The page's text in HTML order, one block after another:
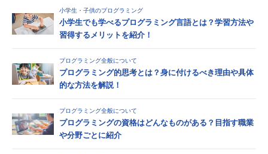
小学生・子供のプログラミング
小学生でも学べるプログラミング言語とは？学習方法や
習得するメリットを紹介！
プログラミング全般について
プログラミング的思考とは？身に付けるべき理由や具体
的な方法を解説！
プログラミング全般について
プログラミングの資格はどんなものがある？目指す職業
や分野ごとに紹介